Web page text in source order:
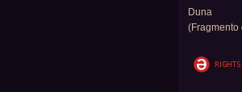
Duna
(Fragmento